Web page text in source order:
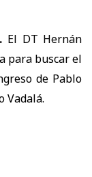
El DT Hernán
para buscar el
de Pablo
Vadalá.